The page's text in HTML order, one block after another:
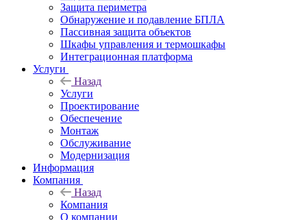
Защита периметра
Обнаружение и подавление БПЛА
Пассивная защита объектов
Шкафы управления и термошкафы
Интеграционная платформа
Услуги
Назад
Услуги
Проектирование
Обеспечение
Монтаж
Обслуживание
Модернизация
Информация
Компания
Назад
Компания
О компании